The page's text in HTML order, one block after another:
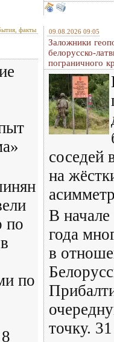
факты
по
по
09.08.2026 09:05
Заложники
белорусско-
пограничного
соседей
на
В начале
года
в
точку.